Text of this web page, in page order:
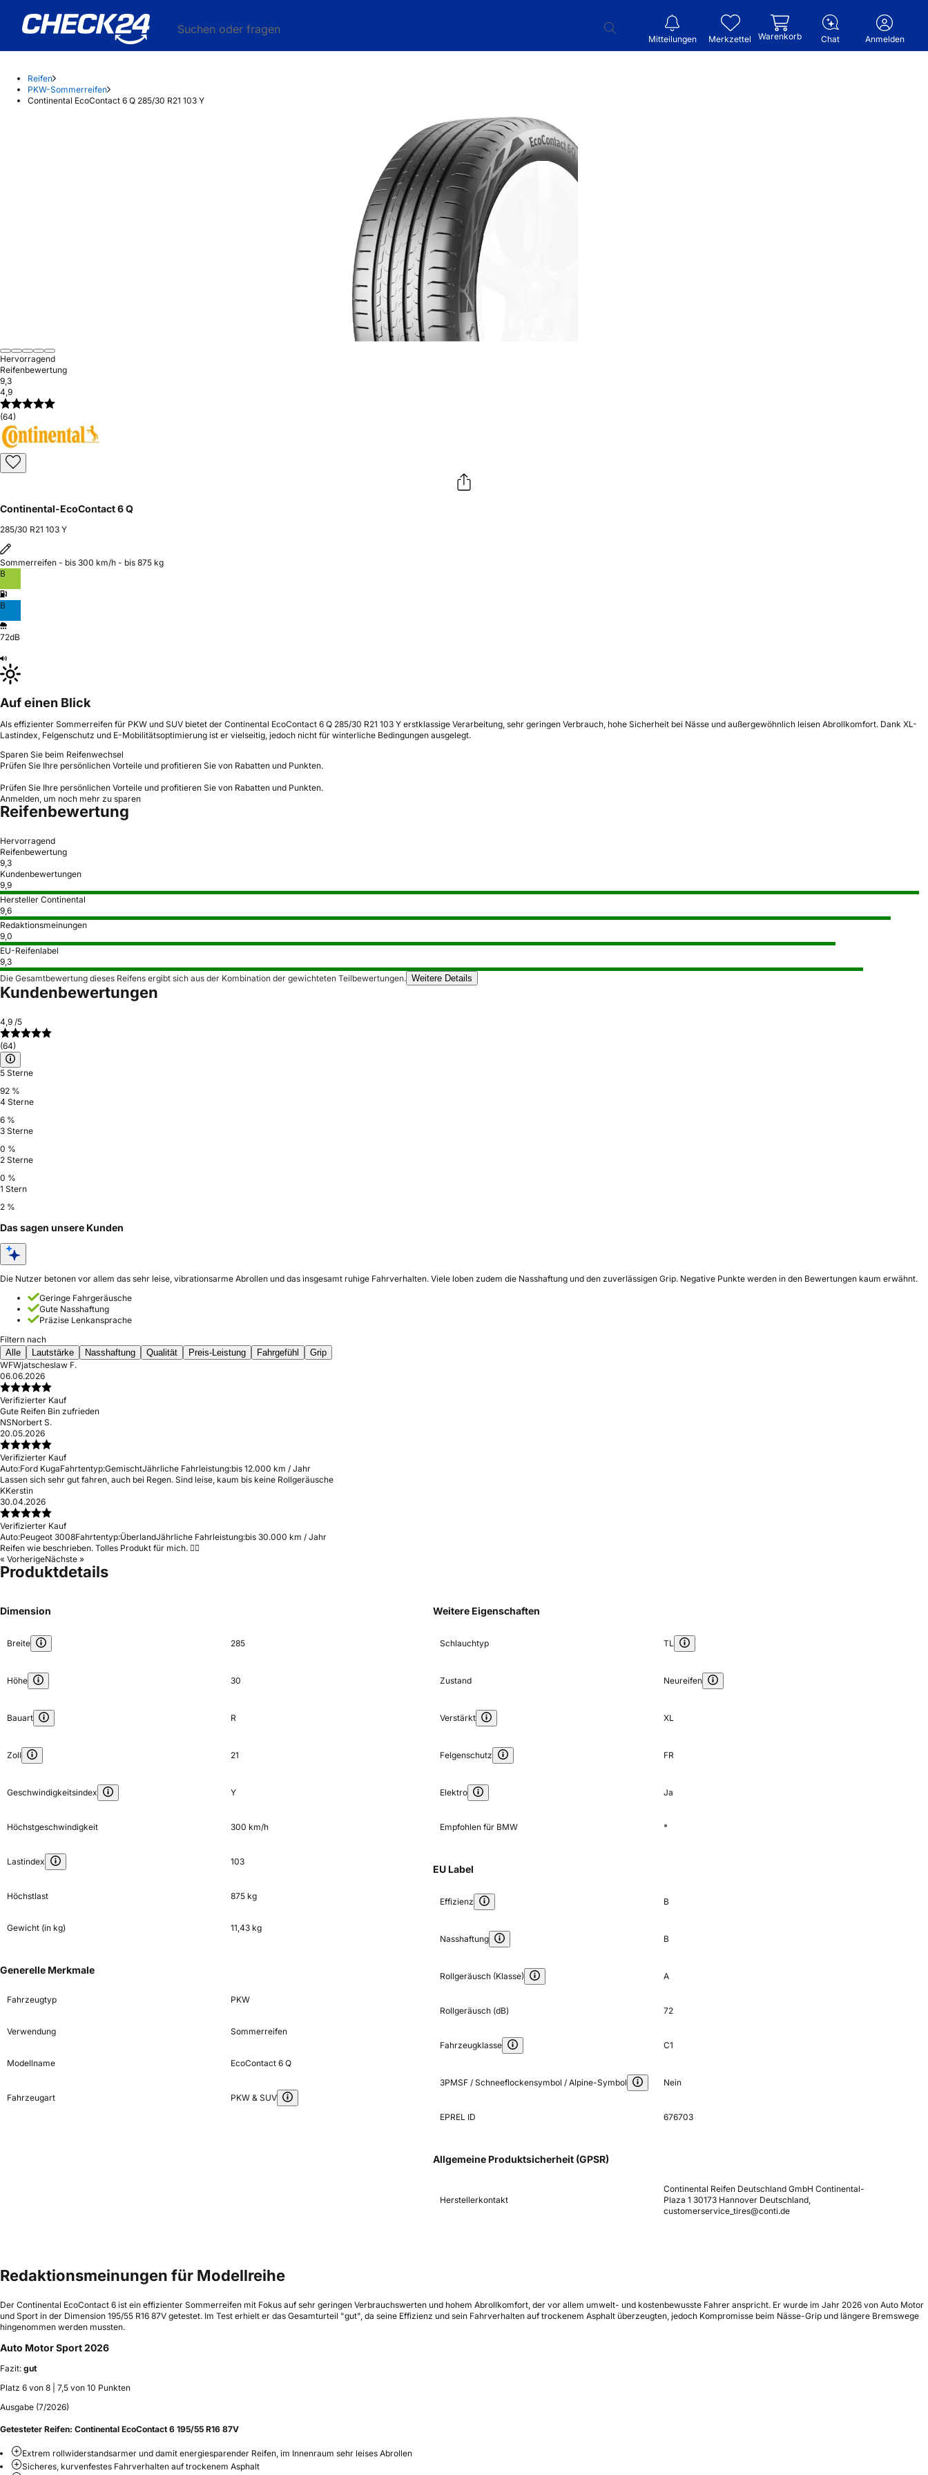
Suchen oder fragen
Mitteilungen Merkzettel Warenkorb Chat Anmelden
Reifen
PKW-Sommerreifen
Continental EcoContact 6 Q 285/30 R21 103 Y
Hervorragend
Reifenbewertung
9,3
4,9
(64)
Continental-EcoContact 6 Q
285/30 R21 103 Y
Sommerreifen - bis 300 km/h - bis 875 kg
B
B
72dB
Auf einen Blick
Als effizienter Sommerreifen für PKW und SUV bietet der Continental EcoContact 6 Q 285/30 R21 103 Y erstklassige Verarbeitung, sehr geringen Verbrauch, hohe Sicherheit bei Nässe und außergewöhnlich leisen Abrollkomfort. Dank XL-
Lastindex, Felgenschutz und E-Mobilitätsoptimierung ist er vielseitig, jedoch nicht für winterliche Bedingungen ausgelegt.
Sparen Sie beim Reifenwechsel
Prüfen Sie Ihre persönlichen Vorteile und profitieren Sie von Rabatten und Punkten.
Prüfen Sie Ihre persönlichen Vorteile und profitieren Sie von Rabatten und Punkten.
Anmelden, um noch mehr zu sparen
Reifenbewertung
Hervorragend
Reifenbewertung
9,3
Kundenbewertungen
9,9
Hersteller Continental
9,6
Redaktionsmeinungen
9,0
EU-Reifenlabel
9,3
Die Gesamtbewertung dieses Reifens ergibt sich aus der Kombination der gewichteten Teilbewertungen. Weitere Details
Kundenbewertungen
4,9 /5
(64)
5 Sterne
92 %
4 Sterne
6 %
3 Sterne
0 %
2 Sterne
0 %
1 Stern
2 %
Das sagen unsere Kunden
Die Nutzer betonen vor allem das sehr leise, vibrationsarme Abrollen und das insgesamt ruhige Fahrverhalten. Viele loben zudem die Nasshaftung und den zuverlässigen Grip. Negative Punkte werden in den Bewertungen kaum erwähnt.
Geringe Fahrgeräusche
Gute Nasshaftung
Präzise Lenkansprache
Filtern nach
Alle
Lautstärke Nasshaftung Qualität Preis-Leistung Fahrgefühl
Grip
WFWjatscheslaw F.
06.06.2026
Verifizierter Kauf
Gute Reifen Bin zufrieden
NSNorbert S.
20.05.2026
Verifizierter Kauf
Auto:Ford KugaFahrtentyp:GemischtJährliche Fahrleistung:bis 12.000 km / Jahr
Lassen sich sehr gut fahren, auch bei Regen. Sind leise, kaum bis keine Rollgeräusche
KKerstin
30.04.2026
Verifizierter Kauf
Auto:Peugeot 3008Fahrtentyp:ÜberlandJährliche Fahrleistung:bis 30.000 km / Jahr
Reifen wie beschrieben. Tolles Produkt für mich. 👍🏻
« VorherigeNächste »
Produktdetails
Dimension
Breite 285
Höhe 30
Bauart R
Zoll 21
Geschwindigkeitsindex Y
Höchstgeschwindigkeit 300 km/h
Lastindex 103
Höchstlast 875 kg
Gewicht (in kg) 11,43 kg
Generelle Merkmale
Fahrzeugtyp PKW
Verwendung Sommerreifen
Modellname EcoContact 6 Q
Fahrzeugart PKW & SUV
Weitere Eigenschaften
Schlauchtyp TL
Zustand Neureifen
Verstärkt XL
Felgenschutz FR
Elektro Ja
Empfohlen für BMW *
EU Label
Effizienz B
Nasshaftung B
Rollgeräusch (Klasse) A
Rollgeräusch (dB) 72
Fahrzeugklasse C1
3PMSF / Schneeflockensymbol / Alpine-Symbol Nein
EPREL ID 676703
Allgemeine Produktsicherheit (GPSR)
Herstellerkontakt
Continental Reifen Deutschland GmbH Continental-
Plaza 1 30173 Hannover Deutschland,
customerservice_tires@conti.de
Redaktionsmeinungen für Modellreihe
Der Continental EcoContact 6 ist ein effizienter Sommerreifen mit Fokus auf sehr geringen Verbrauchswerten und hohem Abrollkomfort, der vor allem umwelt- und kostenbewusste Fahrer anspricht. Er wurde im Jahr 2026 von Auto Motor
und Sport in der Dimension 195/55 R16 87V getestet. Im Test erhielt er das Gesamturteil "gut", da seine Effizienz und sein Fahrverhalten auf trockenem Asphalt überzeugten, jedoch Kompromisse beim Nässe-Grip und längere Bremswege
hingenommen werden mussten.
Auto Motor Sport 2026
Fazit: gut
Platz 6 von 8 | 7,5 von 10 Punkten
Ausgabe (7/2026)
Getesteter Reifen: Continental EcoContact 6 195/55 R16 87V
Extrem rollwiderstandsarmer und damit energiesparender Reifen, im Innenraum sehr leises Abrollen
Sicheres, kurvenfestes Fahrverhalten auf trockenem Asphalt